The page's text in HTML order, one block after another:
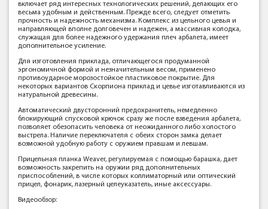
включает ряд интересных технологических решений, делающих его
весьма удобным и действенным. Прежде всего, следует отметить
прочность и надежность механизма. Комплекс из цельного цевья и
направляющей вполне долговечен и надежен, а массивная колодка,
служащая для более надежного удержания плеч арбалета, имеет
дополнительное усиление.
Для изготовления приклада, отличающегося продуманной
эргономичной формой и незначительным весом, применено
противоударное морозостойкое пластиковое покрытие. Для
некоторых вариантов Скорпиона приклад и цевье изготавливаются из
натуральной древесины.
Автоматический двусторонний предохранитель, немедленно
блокирующий спусковой крючок сразу же после взведения арбалета,
позволяет обезопасить человека от неожиданного либо холостого
выстрела. Наличие переключателя с обеих сторон замка делает
возможной удобную работу с оружием правшам и левшам.
Прицельная планка Weaver, регулируемая с помощью барашка, дает
возможность закрепить на оружии ряд дополнительных
приспособлений, в числе которых коллиматорный или оптический
прицел, фонарик, лазерный целеуказатель, иные аксессуары.
Видеообзор: